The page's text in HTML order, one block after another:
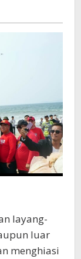
layang-
luar
menghiasi